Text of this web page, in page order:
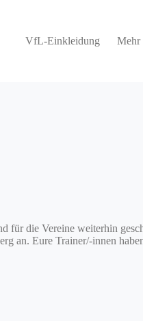
VfL-Einkleidung Mehr
für die Vereine weiterhin
an. Eure Trainer/-innen